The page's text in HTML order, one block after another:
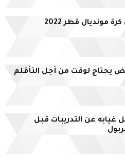
مونديال قطر 2022
يحتاج لوقت من أجل التأقلم
غيابه عن التدريبات قبل